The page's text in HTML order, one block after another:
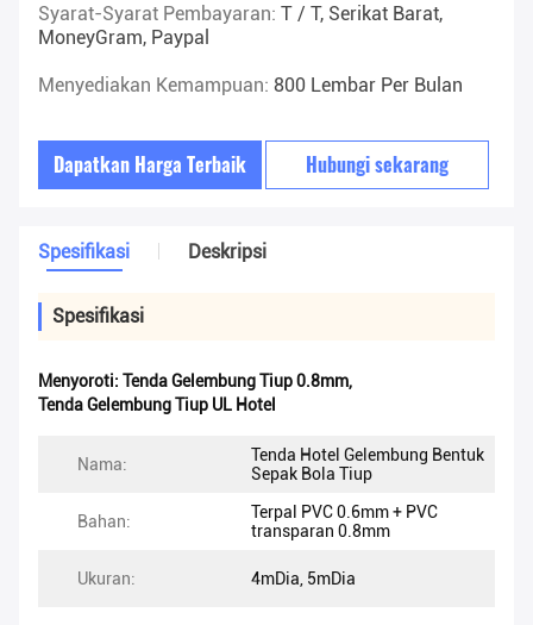
Syarat-Syarat Pembayaran: T / T, Serikat Barat,
MoneyGram, Paypal
Menyediakan Kemampuan: 800 Lembar Per Bulan
Dapatkan Harga Terbaik Hubungi sekarang
Spesifikasi Deskripsi
Spesifikasi
Menyoroti: Tenda Gelembung Tiup 0.8mm,
Tenda Gelembung Tiup UL Hotel
Nama:
Tenda Hotel Gelembung Bentuk
Sepak Bola Tiup
Bahan:
Terpal PVC 0.6mm + PVC
transparan 0.8mm
Ukuran: 4mDia, 5mDia